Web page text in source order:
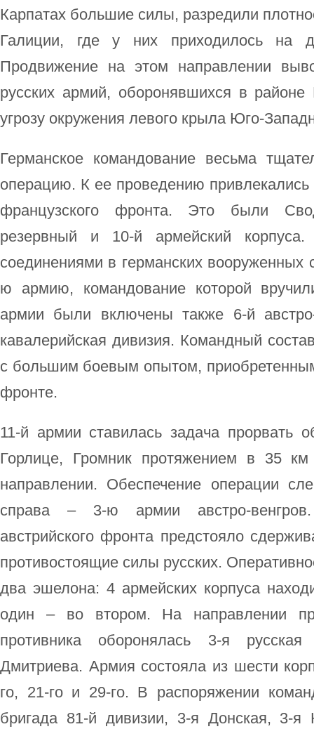
Карпатах большие силы, разредили
Галиции, где у них приходилось
Продвижение на этом направлении
русских армий, оборонявшихся в районе
угрозу окружения левого крыла Юго-
Германское командование весьма
операцию. К ее проведению
французского фронта. Это были
резервный и 10-й армейский
соединениями в германских
ю армию, командование которой
армии были включены также 6-й
кавалерийская дивизия. Командный
с большим боевым опытом,
фронте.
11-й армии ставилась задача прорвать
Горлице, Громник протяжением в 35
направлении. Обеспечение операции
справа – 3-ю армии австро-
австрийского фронта предстояло
противостоящие силы русских.
два эшелона: 4 армейских корпуса
один – во втором. На направлении
противника оборонялась 3-я
Дмитриева. Армия состояла из шести
го, 21-го и 29-го. В распоряжении
бригада 81-й дивизии, 3-я Донская, 3-я